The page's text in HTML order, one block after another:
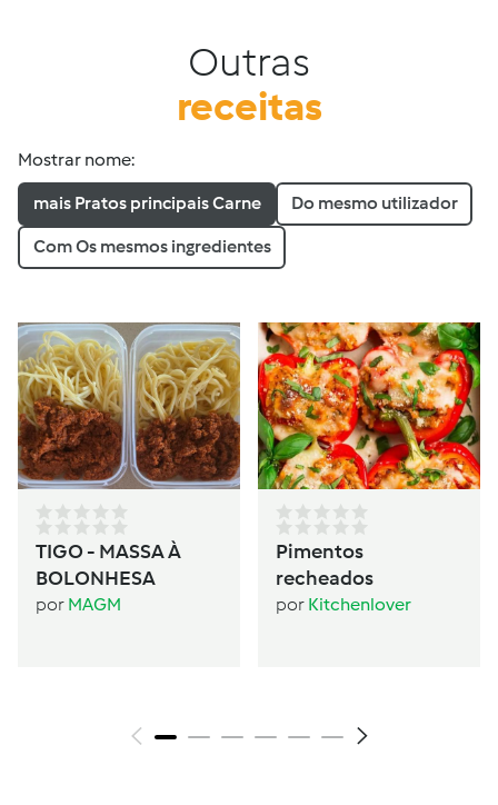
Outras
receitas
Mostrar nome:
mais Pratos principais Carne Do mesmo utilizador
Com Os mesmos ingredientes
TIGO - MASSA À
BOLONHESA
por MAGM
Pimentos
recheados
por Kitchenlover